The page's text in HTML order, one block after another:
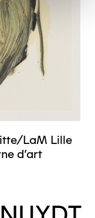
LaM Lille
d’art